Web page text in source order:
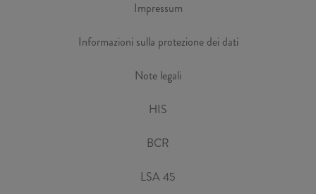
Impressum
Informazioni sulla protezione dei dati
Note legali
HIS
BCR
LSA 45